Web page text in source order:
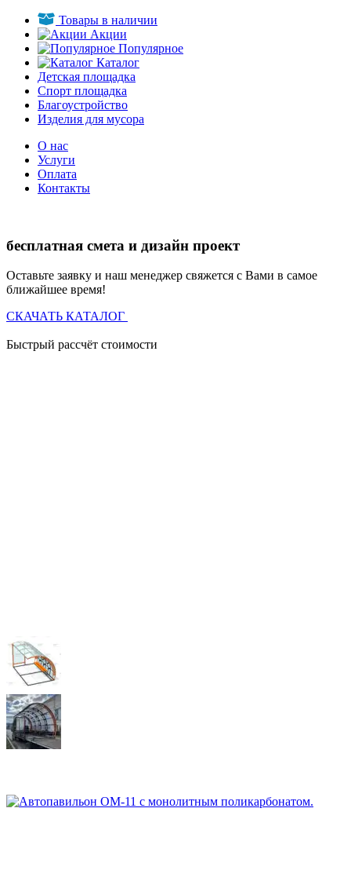
Товары в наличии
Акции
Популярное
Каталог
Детская площадка
Спорт площадка
Благоустройство
Изделия для мусора
О нас
Услуги
Оплата
Контакты
бесплатная смета и дизайн проект
Оставьте заявку и наш менеджер свяжется с Вами в самое
ближайшее время!
СКАЧАТЬ КАТАЛОГ
Быстрый рассчёт стоимости